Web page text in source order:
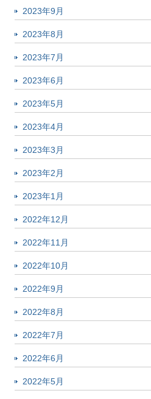
2023年9月
2023年8月
2023年7月
2023年6月
2023年5月
2023年4月
2023年3月
2023年2月
2023年1月
2022年12月
2022年11月
2022年10月
2022年9月
2022年8月
2022年7月
2022年6月
2022年5月